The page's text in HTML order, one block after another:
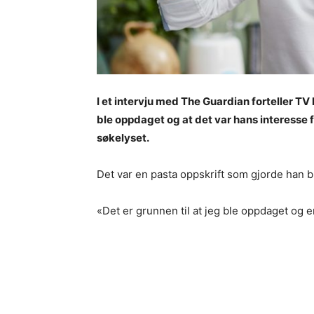
I et intervju med The Guardian forteller
ble oppdaget og at det var hans
søkelyset.
Det var en pasta oppskrift som gjorde han
«Det er grunnen til at jeg ble oppdaget og